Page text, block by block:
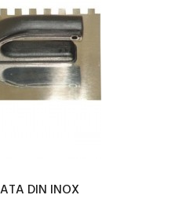
DIN INOX